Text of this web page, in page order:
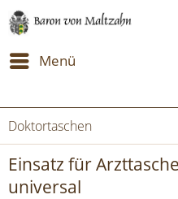
Menü
Doktortaschen
Einsatz für
universal